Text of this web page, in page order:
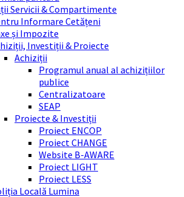
Servicii & Compartimente
Informare Cetățeni
și Impozite
Investiții & Proiecte
Achiziții
Programul anual al achizițiilor
publice
Centralizatoare
SEAP
Proiecte & Investiții
Proiect ENCOP
Proiect CHANGE
Website B-AWARE
Proiect LIGHT
Proiect LESS
Locală Lumina